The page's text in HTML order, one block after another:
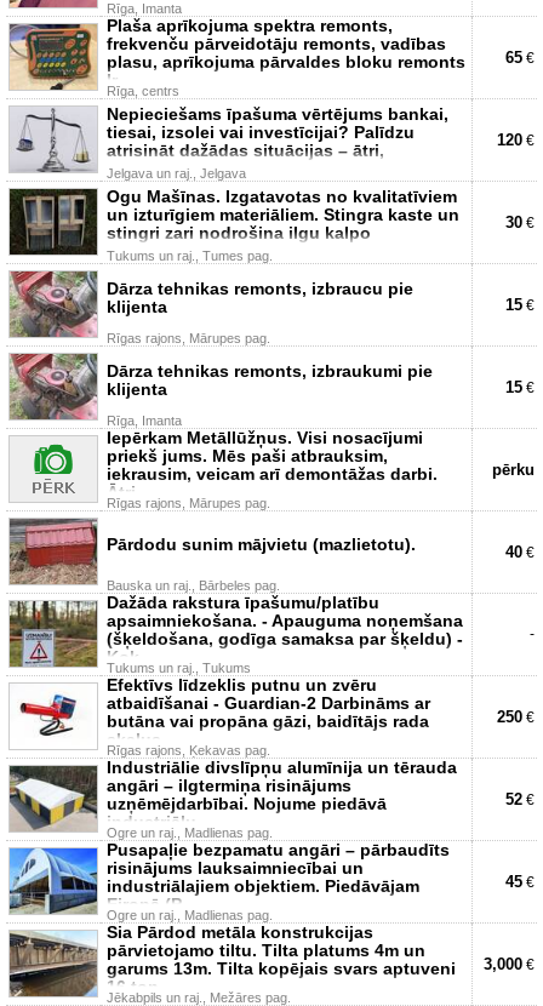
Rīga, Imanta
Plaša aprīkojuma spektra remonts,
frekvenču pārveidotāju remonts, vadības
plasu, aprīkojuma pārvaldes bloku remonts
Ir
Rīga, centrs
65 €
Nepieciešams īpašuma vērtējums bankai,
tiesai, izsolei vai investīcijai? Palīdzu
atrisināt dažādas situācijas – ātri,
Jelgava un raj., Jelgava
120 €
Ogu Mašīnas. Izgatavotas no kvalitatīviem
un izturīgiem materiāliem. Stingra kaste un
stingri zari nodrošina ilgu kalpo
Tukums un raj., Tumes pag.
30 €
Dārza tehnikas remonts, izbraucu pie
klijenta
Rīgas rajons, Mārupes pag.
15 €
Dārza tehnikas remonts, izbraukumi pie
klijenta
Rīga, Imanta
15 €
Iepērkam Metāllūžņus. Visi nosacījumi
priekš jums. Mēs paši atbrauksim,
iekrausim, veicam arī demontāžas darbi.
Ātri,
Rīgas rajons, Mārupes pag.
pērku
Pārdodu sunim mājvietu (mazlietotu).
Bauska un raj., Bārbeles pag.
40 €
Dažāda rakstura īpašumu/platību
apsaimniekošana. - Apauguma noņemšana
(šķeldošana, godīga samaksa par šķeldu) -
Kok
Tukums un raj., Tukums
-
Efektīvs līdzeklis putnu un zvēru
atbaidīšanai - Guardian-2 Darbināms ar
butāna vai propāna gāzi, baidītājs rada
skaļus
Rīgas rajons, Ķekavas pag.
250 €
Industriālie divslīpņu alumīnija un tērauda
angāri – ilgtermiņa risinājums
uzņēmējdarbībai. Nojume piedāvā
industriālu
Ogre un raj., Madlienas pag.
52 €
Pusapaļie bezpamatu angāri – pārbaudīts
risinājums lauksaimniecībai un
industriālajiem objektiem. Piedāvājam
Eiropā (P
Ogre un raj., Madlienas pag.
45 €
Sia Pārdod metāla konstrukcijas
pārvietojamo tiltu. Tilta platums 4m un
garums 13m. Tilta kopējais svars aptuveni
16 ton
Jēkabpils un raj., Mežāres pag.
3,000 €